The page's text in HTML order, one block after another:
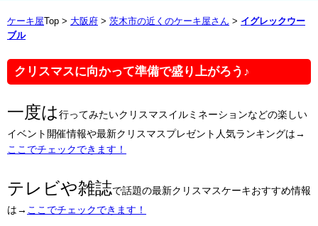
ケーキ屋 Top > 大阪府 > 茨木市の近くのケーキ屋さん > イグレックウー
ブル
クリスマスに向かって準備で盛り上がろう♪
一度は行ってみたいクリスマスイルミネーションなどの楽しい
イベント開催情報や最新クリスマスプレゼント人気ランキングは→
ここでチェックできます！
テレビや雑誌で話題の最新クリスマスケーキおすすめ情報
は→ ここでチェックできます！